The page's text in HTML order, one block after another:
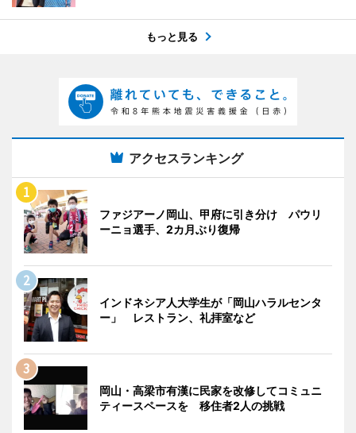
もっと見る
アクセスランキング
ファジアーノ岡山、甲府に引き分け パウリ
ーニョ選手、2カ月ぶり復帰
インドネシア人大学生が「岡山ハラルセンタ
ー」 レストラン、礼拝室など
岡山・高梁市有漢に民家を改修してコミュニ
ティースペースを 移住者2人の挑戦